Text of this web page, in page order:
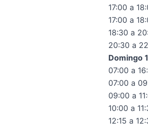
17:00 a
17:00 a
18:30 a
20:30 a
Domingo
07:00 a
07:00 a
09:00 a
10:00 a
12:15 a